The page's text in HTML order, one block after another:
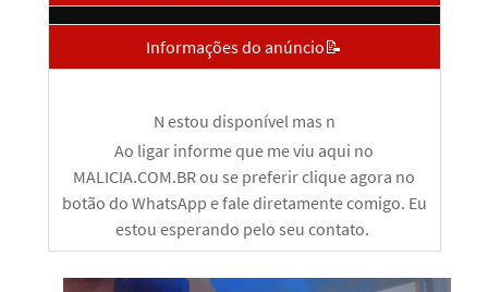
Informações do anúncio📝
N estou disponível mas n
Ao ligar informe que me viu aqui no
MALICIA.COM.BR ou se preferir clique agora no
botão do WhatsApp e fale diretamente comigo. Eu
estou esperando pelo seu contato.